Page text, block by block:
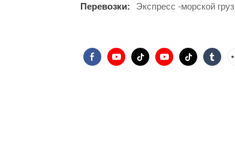
Перевозки:
Экспресс -морской груз